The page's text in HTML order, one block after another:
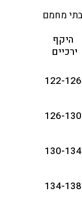
היקף
ירכיים
122-126
126-130
130-134
134-138